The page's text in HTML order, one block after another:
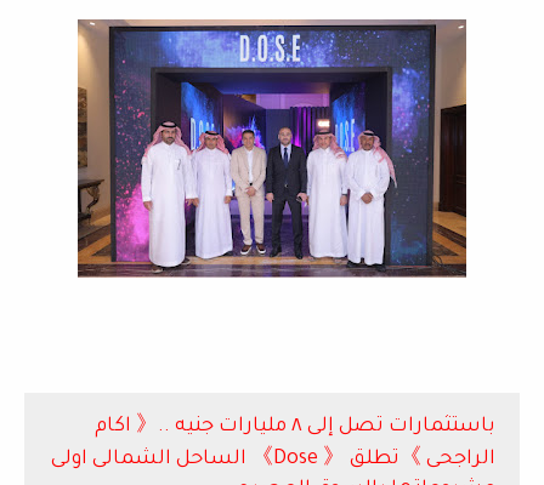
باستثمارات تصل إلى ٨ مليارات جنيه ..《 اكام
الراجحى 》تطلق 《 Dose》 الساحل الشمالى اولى